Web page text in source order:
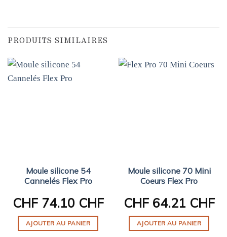
PRODUITS SIMILAIRES
Moule silicone 54
Cannelés Flex Pro
CHF74.10 CHF
AJOUTER AU PANIER
Moule silicone 70 Mini
Coeurs Flex Pro
CHF64.21 CHF
AJOUTER AU PANIER